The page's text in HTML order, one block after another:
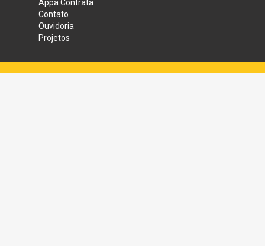
Appa Contrata
Contato
Ouvidoria
Projetos